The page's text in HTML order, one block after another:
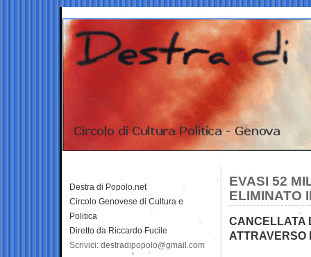
EVASI 52
ELIMINATO
CANCELLATA
ATTRAVERSO
Destra di Popolo.net
Circolo Genovese di Cultura e
Politica
Diretto da Riccardo Fucile
Scrivici: destradipopolo@gmail.com